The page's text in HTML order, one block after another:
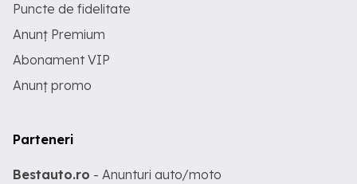
Puncte de fidelitate
Anunț Premium
Abonament VIP
Anunț promo
Parteneri
Bestauto.ro - Anunturi auto/moto